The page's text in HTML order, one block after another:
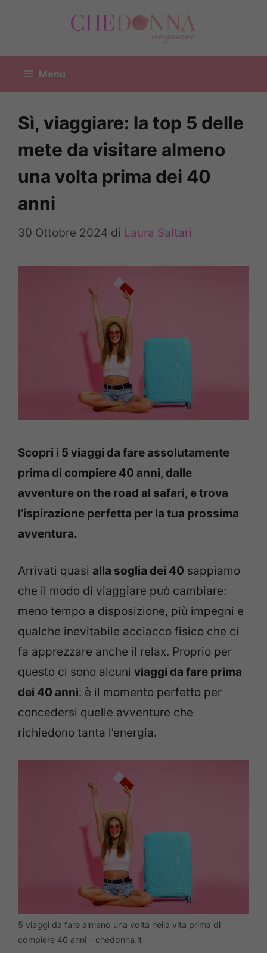
Menu
Sì, viaggiare: la top 5 delle
mete da visitare almeno
una volta prima dei 40
anni
30 Ottobre 2024 di Laura Saltari
Scopri i 5 viaggi da fare assolutamente
prima di compiere 40 anni, dalle
avventure on the road al safari, e trova
l’ispirazione perfetta per la tua prossima
avventura.
Arrivati quasi alla soglia dei 40 sappiamo
che il modo di viaggiare può cambiare:
meno tempo a disposizione, più impegni e
qualche inevitabile acciacco fisico che ci
fa apprezzare anche il relax. Proprio per
questo ci sono alcuni viaggi da fare prima
dei 40 anni: è il momento perfetto per
concedersi quelle avventure che
richiedono tanta l’energia.
5 viaggi da fare almeno una volta nella vita prima di
compiere 40 anni – chedonna.it